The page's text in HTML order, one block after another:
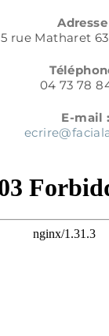
Adresse
5 rue Matharet
04 73 78
E-mail :